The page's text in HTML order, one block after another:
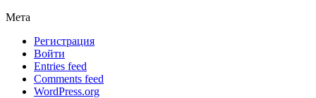
Мета
Регистрация
Войти
Entries feed
Comments feed
WordPress.org